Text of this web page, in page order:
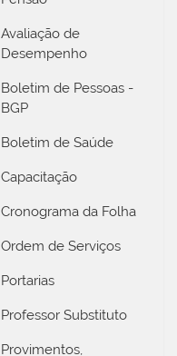
Avaliação de
Desempenho
Boletim de Pessoas -
BGP
Boletim de Saúde
Capacitação
Cronograma da Folha
Ordem de Serviços
Portarias
Professor Substituto
Provimentos,